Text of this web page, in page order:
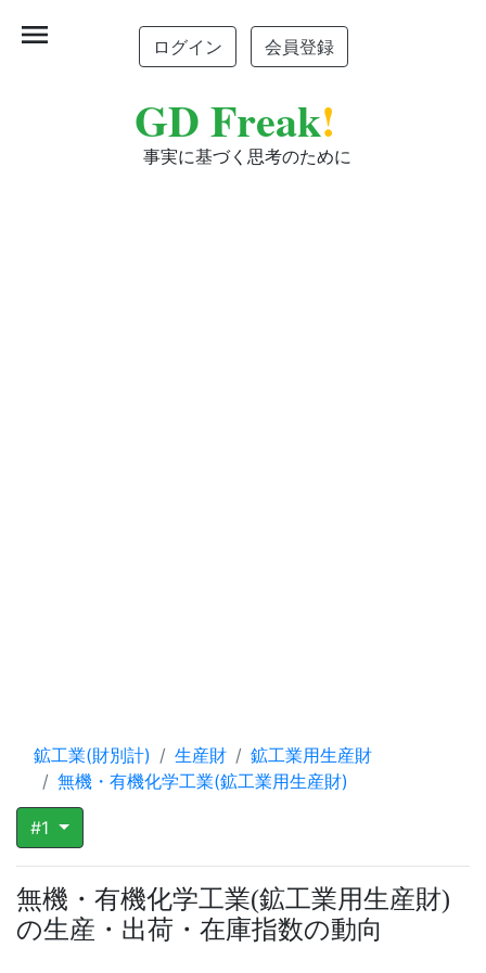
ログイン 会員登録
GD Freak!
事実に基づく思考のために
menu
鉱工業(財別計) 生産財
鉱工業用生産財
無機・有機化学工業(鉱工業用生産財)
#1
無機・有機化学工業(鉱工業用生産財)
の生産・出荷・在庫指数の動向